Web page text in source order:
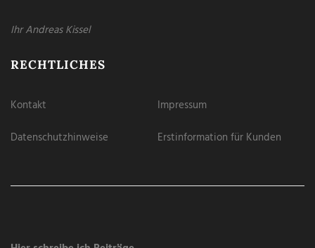
Ihr Andreas Kissel
RECHTLICHES
Kontakt
Impressum
Datenschutzhinweise
Erstinformation für Kunden